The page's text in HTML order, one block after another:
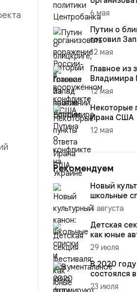
России в
конфликте
6 мая
Путин о
готовил
12 мая
Главное из
Владимира
конфликте
12 мая
Некоторые
Ирана США
12 мая
Рекомендуем
Новый
школьные
формируют
4 августа
Детская
как юные
говорить
29 июля
В 2020
состоялся
23 июля